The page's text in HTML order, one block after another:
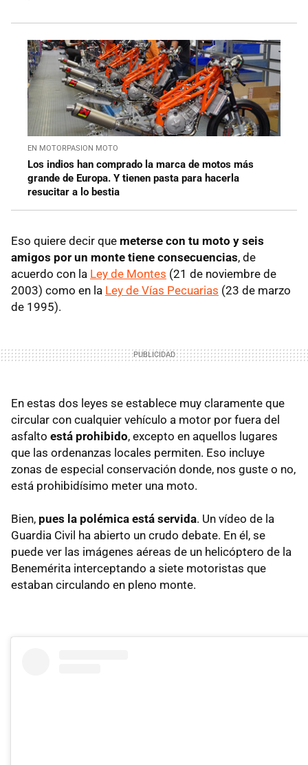
EN MOTORPASION MOTO
Los indios han comprado la marca de motos más
grande de Europa. Y tienen pasta para hacerla
resucitar a lo bestia
Eso quiere decir que meterse con tu moto y seis
amigos por un monte tiene consecuencias, de
acuerdo con la Ley de Montes (21 de noviembre de
2003) como en la Ley de Vías Pecuarias (23 de marzo
de 1995).
En estas dos leyes se establece muy claramente que
circular con cualquier vehículo a motor por fuera del
asfalto está prohibido, excepto en aquellos lugares
que las ordenanzas locales permiten. Eso incluye
zonas de especial conservación donde, nos guste o no,
está prohibidísimo meter una moto.
Bien, pues la polémica está servida. Un vídeo de la
Guardia Civil ha abierto un crudo debate. En él, se
puede ver las imágenes aéreas de un helicóptero de la
Benemérita interceptando a siete motoristas que
estaban circulando en pleno monte.